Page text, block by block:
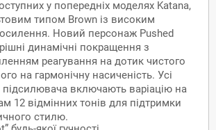
у попередніх моделях Katana,
типом Brown із високим
Новий персонаж Pushed
динамічні покращення з
реагування на дотик чистого
на гармонічну насиченість. Усі
підсилювача включають варіацію на
12 відмінних тонів для підтримки
стилю.